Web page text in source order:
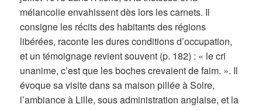
mélancolie envahissent dès lors les carnets. Il
consigne les récits des habitants des régions
libérées, raconte les dures conditions d’occupation,
et un témoignage revient souvent (p. 182) : « le cri
unanime, c’est que les boches crevaient de faim. ». Il
évoque sa visite dans sa maison pillée à Solre,
l’ambiance à Lille, sous administration anglaise, et la